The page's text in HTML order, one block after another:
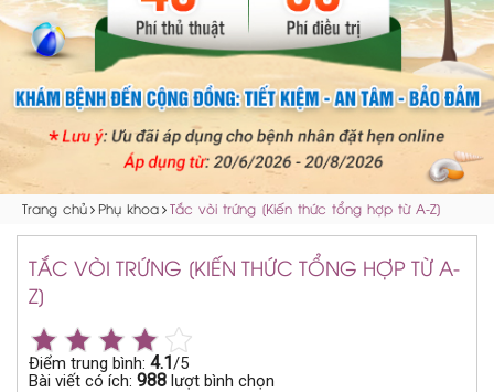
Trang chủ Phụ khoa Tắc vòi trứng [Kiến thức tổng hợp từ A-Z]
TẮC VÒI TRỨNG [KIẾN THỨC TỔNG HỢP TỪ A-
Z]
Điểm trung bình: 4.1/5
Bài viết có ích: 988 lượt bình chọn